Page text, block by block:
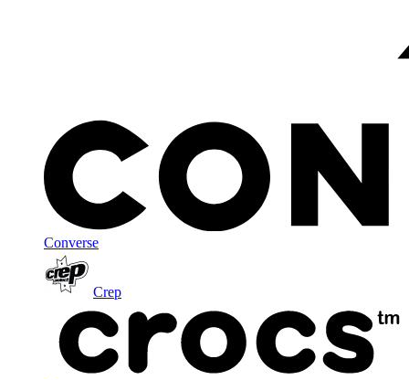
Converse
Crep